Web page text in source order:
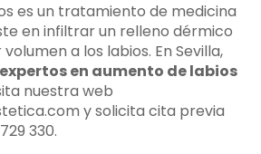
es un tratamiento de medicina
en infiltrar un relleno dérmico
a los labios. En Sevilla,
expertos en aumento de labios
nuestra web
y solicita cita previa
330.